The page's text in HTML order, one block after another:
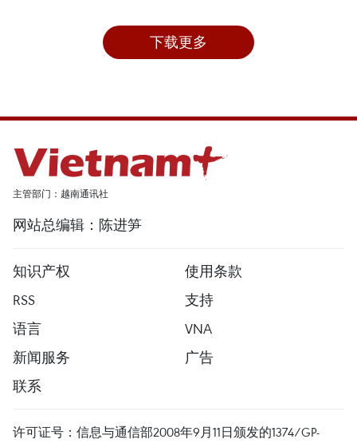
下载更多
主管部门：越南通讯社
网站总编辑：陈进笋
知识产权
使用条款
RSS
支持
语言
VNA
新闻服务
广告
联系
许可证号：信息与通信部2008年9月11日颁发的1374/GP-